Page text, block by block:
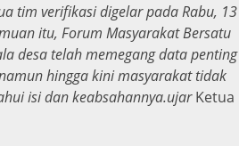
tim verifikasi digelar pada Rabu, 13
itu, Forum Masyarakat Bersatu
desa telah memegang data penting
hingga kini masyarakat tidak
isi dan keabsahannya.ujarKetua